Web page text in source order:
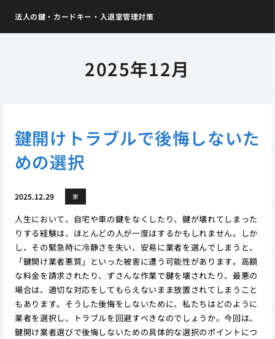
法人の鍵・カードキー・入退室管理対策
2025年12月
鍵開けトラブルで後悔しないた
めの選択
2025.12.29 家
人生において、自宅や車の鍵をなくしたり、鍵が壊れてしまった
りする経験は、ほとんどの人が一度はするかもしれません。しか
し、その緊急時に冷静さを失い、安易に業者を選んでしまうと、
「鍵開け業者悪質」といった被害に遭う可能性があります。高額
な料金を請求されたり、ずさんな作業で鍵を壊されたり、最悪の
場合は、適切な対応をしてもらえないまま放置されてしまうこと
もあります。そうした後悔をしないために、私たちはどのように
業者を選択し、トラブルを回避すべきなのでしょうか。今回は、
鍵開け業者選びで後悔しないための具体的な選択のポイントにつ